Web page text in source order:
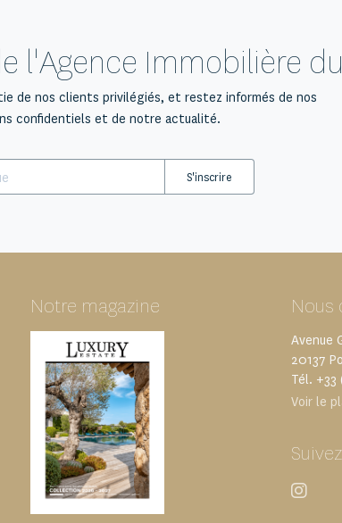
l'Agence Immobilière
de nos clients privilégiés, et restez informés de nos
confidentiels et de notre actualité.
S'inscrire
Notre magazine Nous
Avenue
20137
Tél.
Voir le